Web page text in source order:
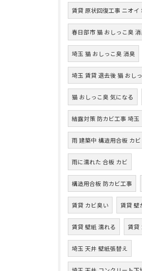
賃貸 原状回復工事 ニオイ
春日部市 猫 おしっこ臭 消
埼玉 猫 おしっこ臭 消臭
埼玉 賃貸 退去後 猫 おし
猫 おしっこ臭 気になる
結露対策 防カビ工事 埼玉
雨 建築中 構造用合板 カビ
雨に濡れた 合板 カビ
構造用合板 防カビ工事
賃貸 カビ臭い 賃貸 壁
賃貸 壁紙 濡れる 賃貸
埼玉 天井 壁紙張替え